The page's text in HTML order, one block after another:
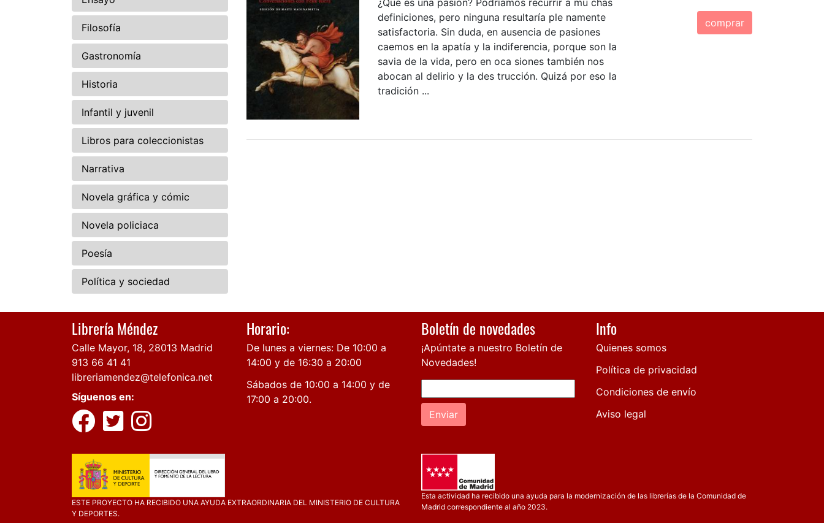
Filosofía
Gastronomía
Historia
Infantil y juvenil
Libros para coleccionistas
Narrativa
Novela gráfica y cómic
Novela policiaca
Poesía
Política y sociedad
¿Qué es una pasión? Podríamos recurrir a mu chas
definiciones, pero ninguna resultaría ple namente
satisfactoria. Sin duda, en ausencia de pasiones
caemos en la apatía y la indiferencia, porque son la
savia de la vida, pero en oca siones también nos
abocan al delirio y la des trucción. Quizá por eso la
tradición ...
comprar
Librería Méndez
Calle Mayor, 18, 28013 Madrid
913 66 41 41
libreriamendez@telefonica.net
Síguenos en:
Horario:
De lunes a viernes: De 10:00 a
14:00 y de 16:30 a 20:00
Sábados de 10:00 a 14:00 y de
17:00 a 20:00.
Boletín de novedades
¡Apúntate a nuestro Boletín de
Novedades!
Enviar
Info
Quienes somos
Política de privacidad
Condiciones de envío
Aviso legal
ESTE PROYECTO HA RECIBIDO UNA AYUDA EXTRAORDINARIA DEL MINISTERIO DE CULTURA
Y DEPORTES.
Esta actividad ha recibido una ayuda para la modernización de las librerías de la Comunidad de
Madrid correspondiente al año 2023.